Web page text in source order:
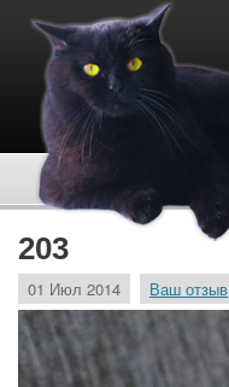
203
01 Июл 2014 Ваш отзыв